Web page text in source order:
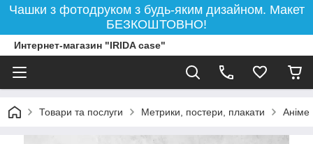
Чашки з фотодруком з будь-яким дизайном. Макет
БЕЗКОШТОВНО!
Интернет-магазин "IRIDA case"
Товари та послуги Метрики, постери, плакати Аніме